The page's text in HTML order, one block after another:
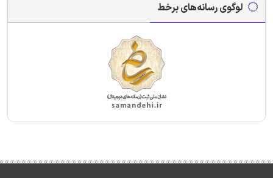
لوگوی رسانه‌های برخط